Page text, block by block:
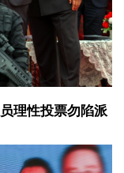
理性投票勿陷派